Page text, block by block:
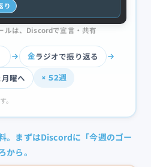
り
ルは、Discordで宣言・共有
金ラジオで振り返る
曜へ × 52週
。
。まずはDiscordに「今週のゴー
から。